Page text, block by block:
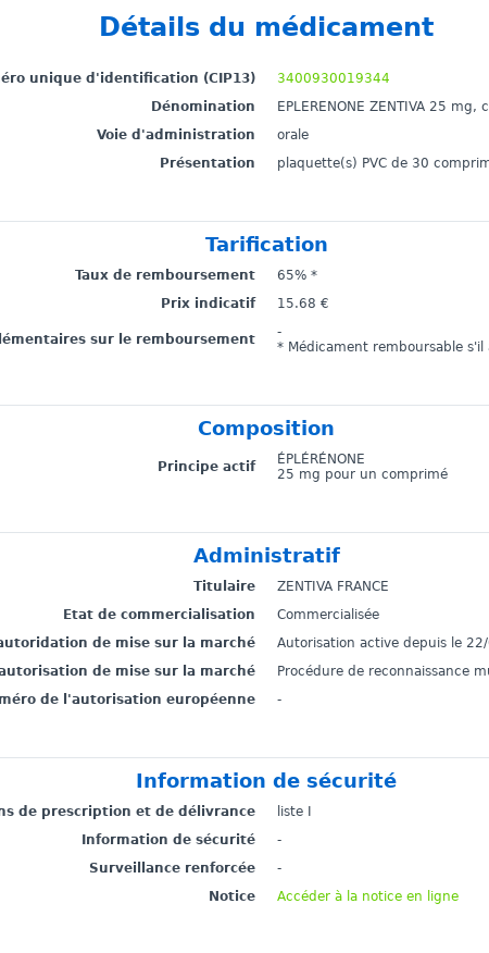
Détails du médicament
unique d'identification (CIP13)
3400930019344
Dénomination
EPLERENONE ZENTIVA 25
Voie d'administration
orale
Présentation
plaquette(s) PVC de 30
Tarification
Taux de remboursement
65% *
Prix indicatif
15.68 €
sur le remboursement
-
* Médicament remboursable
Composition
Principe actif
ÉPLÉRÉNONE
25 mg pour un comprimé
Administratif
Titulaire
ZENTIVA FRANCE
Etat de commercialisation
Commercialisée
de mise sur la marché
Autorisation active depuis le
de mise sur la marché
Procédure de reconnaissance
de l'autorisation européenne
-
Information de sécurité
de prescription et de délivrance
liste I
Information de sécurité
-
Surveillance renforcée
-
Notice
Accéder à la notice en ligne